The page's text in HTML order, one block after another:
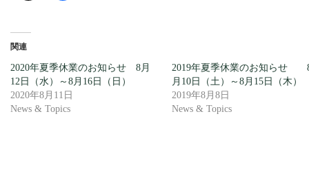
関連
2020年夏季休業のお知らせ 8月
12日（水）～8月16日（日）
2020年8月11日
News & Topics
2019年夏季休業のお知らせ
月10日（土）～8月15日（木）
2019年8月8日
News & Topics